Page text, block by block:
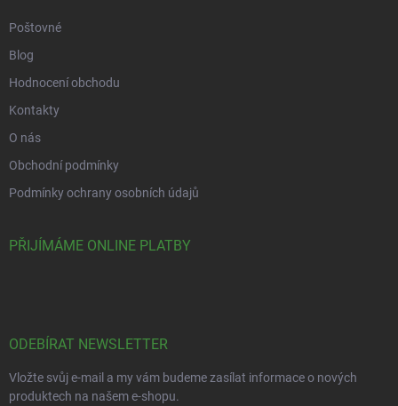
Poštovné
Blog
Hodnocení obchodu
Kontakty
O nás
Obchodní podmínky
Podmínky ochrany osobních údajů
PŘIJÍMÁME ONLINE PLATBY
ODEBÍRAT NEWSLETTER
Vložte svůj e-mail a my vám budeme zasílat informace o nových
produktech na našem e-shopu.